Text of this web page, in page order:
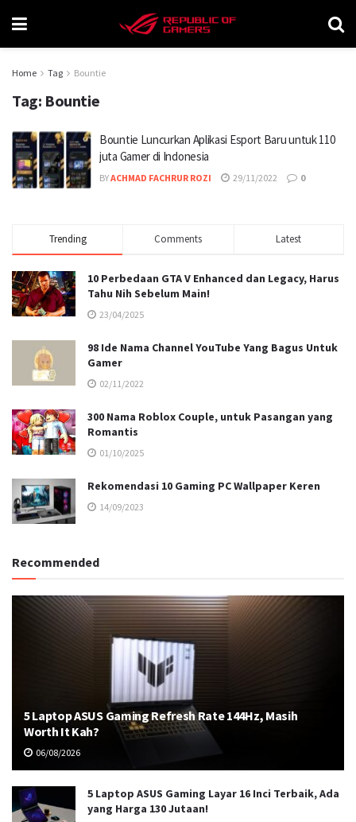
Home Tag Bountie
Tag: Bountie
Bountie Luncurkan Aplikasi Esport Baru untuk 110
juta Gamer di Indonesia
BYACHMAD FACHRUR ROZI 29/11/2022 0
Trending Comments Latest
10 Perbedaan GTA V Enhanced dan Legacy, Harus
Tahu Nih Sebelum Main!
23/04/2025
98 Ide Nama Channel YouTube Yang Bagus Untuk
Gamer
02/11/2022
300 Nama Roblox Couple, untuk Pasangan yang
Romantis
01/10/2025
Rekomendasi 10 Gaming PC Wallpaper Keren
14/09/2023
Recommended
5 Laptop ASUS Gaming Refresh Rate 144Hz, Masih
Worth It Kah?
06/08/2026
5 Laptop ASUS Gaming Layar 16 Inci Terbaik, Ada
yang Harga 130 Jutaan!